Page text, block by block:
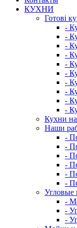
КУХНИ
Готові
-
-
-
-
-
-
-
-
-
-
Кухни на
Наши
-
-
-
-
-
-
Угловые
-
-
-